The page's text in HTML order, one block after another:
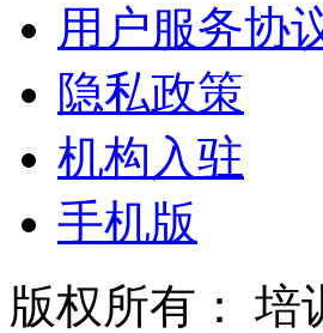
用户服务协
隐私政策
机构入驻
手机版
版权所有： 培